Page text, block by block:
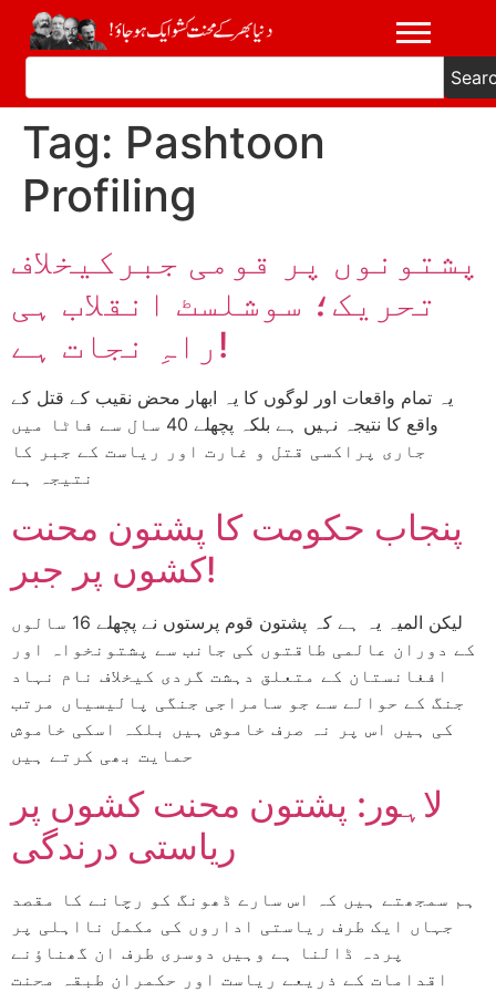
Tag: Pashtoon
Profiling
پشتونوں پر قومی جبرکیخلاف
تحریک؛ سوشلسٹ انقلاب ہی
راہِ نجات ہے!
یہ تمام واقعات اور لوگوں کا یہ ابھار محض نقیب کے قتل کے
واقع کا نتیجہ نہیں ہے بلکہ پچھلے 40 سال سے فاٹا میں
جاری پراکسی قتل و غارت اور ریاست کے جبر کا
نتیجہ ہے
پنجاب حکومت کا پشتون محنت
کشوں پر جبر!
لیکن المیہ یہ ہے کہ پشتون قوم پرستوں نے پچھلے 16 سالوں
کے دوران عالمی طاقتوں کی جانب سے پشتونخواہ اور
افغانستان کے متعلق دہشت گردی کیخلاف نام نہاد
جنگ کے حوالے سے جو سامراجی جنگی پالیسیاں مرتب
کی ہیں اس پر نہ صرف خاموش ہیں بلکہ اسکی خاموش
حمایت بھی کرتے ہیں
لاہور: پشتون محنت کشوں پر
ریاستی درندگی
ہم سمجھتے ہیں کہ اس سارے ڈھونگ کو رچانے کا مقصد
جہاں ایک طرف ریاستی اداروں کی مکمل نااہلی پر
پردہ ڈالنا ہے وہیں دوسری طرف ان گھناؤنے
اقدامات کے ذریعے ریاست اور حکمران طبقہ محنت